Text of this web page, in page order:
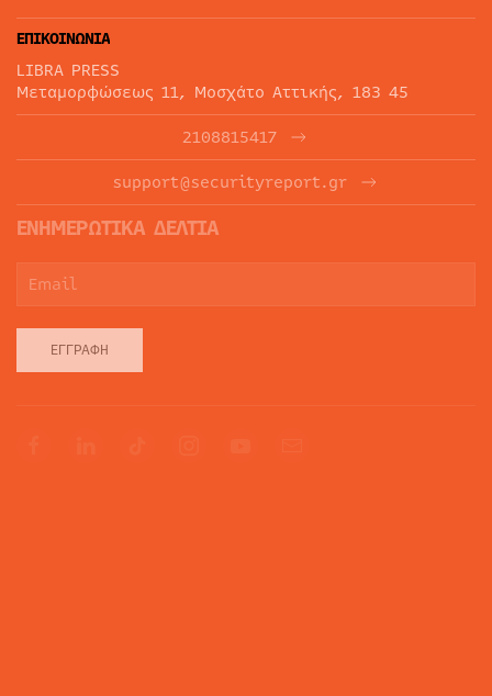
ΕΠΙΚΟΙΝΩΝΙΑ
LIBRA PRESS
Μεταμορφώσεως 11, Μοσχάτο Αττικής, 183 45
2108815417
support@securityreport.gr
ΕΝΗΜΕΡΩΤΙΚΑ ΔΕΛΤΙΑ
ΕΓΓΡΑΦΉ